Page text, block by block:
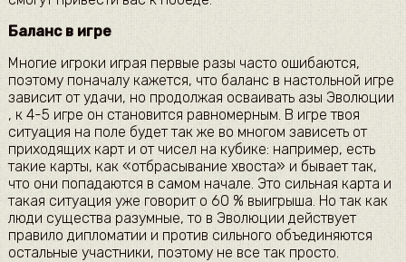
Баланс в игре
Многие игроки играя первые разы часто ошибаются,
поэтому поначалу кажется, что баланс в настольной игре
зависит от удачи, но продолжая осваивать азы Эволюции
, к 4-5 игре он становится равномерным. В игре твоя
ситуация на поле будет так же во многом зависеть от
приходящих карт и от чисел на кубике: например, есть
такие карты, как «отбрасывание хвоста» и бывает так,
что они попадаются в самом начале. Это сильная карта и
такая ситуация уже говорит о 60 % выигрыша. Но так как
люди существа разумные, то в Эволюции действует
правило дипломатии и против сильного объединяются
остальные участники, поэтому не все так просто.